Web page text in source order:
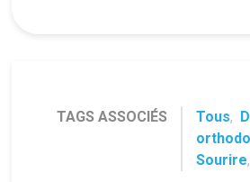
TAGS ASSOCIÉS Tous,
Sourire,